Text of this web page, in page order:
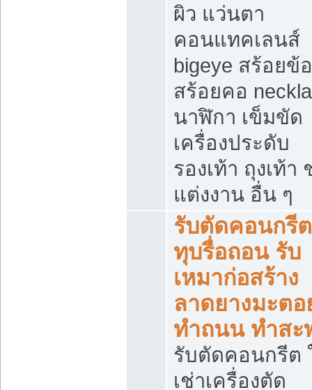
ผิว แว่นตา
คอนแทคเลนส์
bigeye สร้อยข้
สร้อยคอ
นาฬิกา เข็มขัด
เครื่องประดับ
รองเท้า ถุงเท้า
แต่งงาน อื่น ๆ
รับตัดคอนกรี
ทุบรื่อถอน รับ
เหมาก่อสร้าง
ลาดยางมะตอ
ทำถนน ทำสะ
รับตัดคอนกรีต
เช่าเครื่องตัด